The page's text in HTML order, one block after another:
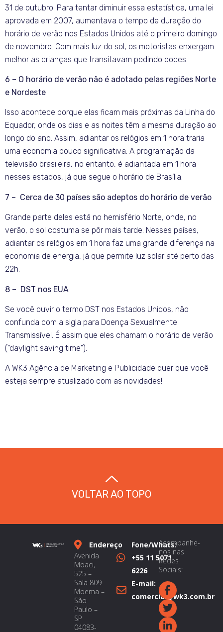
31 de outubro. Para tentar diminuir essa estatística, uma lei
aprovada em 2007, aumentava o tempo de duração do
horário de verão nos Estados Unidos até o primeiro domingo
de novembro. Com mais luz do sol, os motoristas enxergam
melhor as crianças que transitavam pedindo doces.
6 – O horário de verão não é adotado pelas regiões Norte
e Nordeste
Isso acontece porque elas ficam mais próximas da Linha do
Equador, onde os dias e as noites têm a mesma duração ao
longo do ano. Assim, adiantar os relógios em 1 hora traria
uma economia pouco significativa. A programação da
televisão brasileira, no entanto, é adiantada em 1 hora
nesses estados, já que segue o horário de Brasília.
7 – Cerca de 30 países são adeptos do horário de verão
Grande parte deles está no hemisfério Norte, onde, no
verão, o sol costuma se pôr mais tarde. Nesses países,
adiantar os relógios em 1 hora faz uma grande diferença na
economia de energia, já que permite luz solar até perto das
22h.
8 – DST nos EUA
Se você ouvir o termo DST nos Estados Unidos, não
confunda com a sigla para Doença Sexualmente
Transmissível. É assim que eles chamam o horário de verão
("daylight saving time").
A WK3 Agência de Marketing e Publicidade quer que você
esteja sempre atualizado com as novidades!
VOLTAR AO TOPO
Endereço
Avenida
Moaci,
525 –
Sala 809
Moema –
São
Paulo –
SP
04083-
Fone/Whats:
+55 11 5071
6226
E-mail:
comercial@wk3.com.br
Acompanhe-
nos nas
Redes
Sociais: